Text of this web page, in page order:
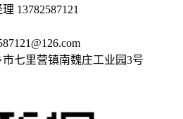
13782587121
里营镇南魏庄工业园3号